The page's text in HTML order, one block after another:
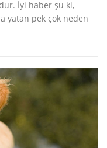
İyi haber şu ki,
yatan pek çok neden